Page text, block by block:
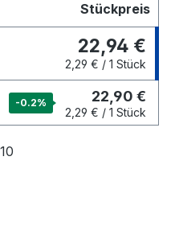
Stückpreis
22,94 €
2,29 € / 1 Stück
-0.2% 22,90 €
2,29 € / 1 Stück